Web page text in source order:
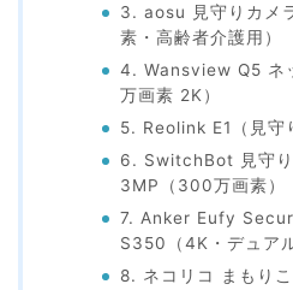
3. aosu 見守りカメ
素・高齢者介護用）
4. Wansview Q5 ネ
万画素 2K）
5. Reolink E1（見守
6. SwitchBot 見守
3MP（300万画素）
7. Anker Eufy
S350（4K・デュア
8. ネコリコ まもり